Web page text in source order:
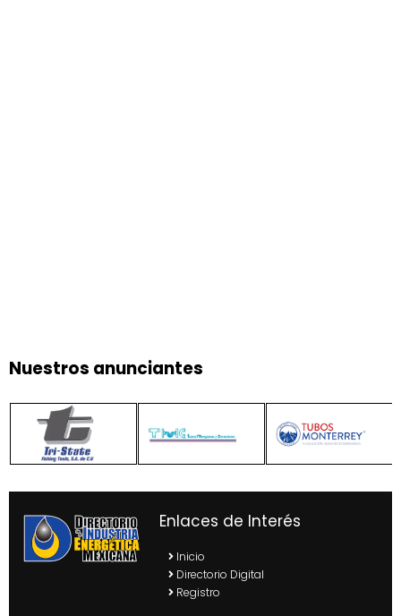
Nuestros anunciantes
Enlaces de Interés
Inicio
Directorio Digital
Registro